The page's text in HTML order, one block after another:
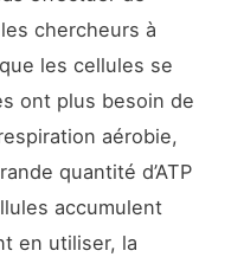
chercheurs à
les cellules se
ont plus besoin de
aérobie,
quantité d’ATP
accumulent
en utiliser, la